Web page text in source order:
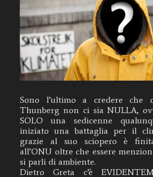
Sono l’ultimo a credere che
Thunberg non ci sia NULLA,
SOLO una sedicenne
iniziato una battaglia per il
grazie al suo sciopero è
all’ONU oltre che essere
si parli di ambiente.
Dietro Greta c’è